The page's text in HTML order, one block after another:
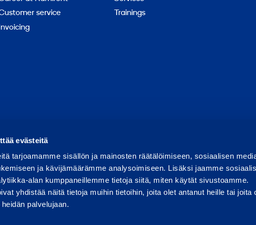
evästeitä
tarjoamamme sisällön ja mainosten räätälöimiseen, sosiaalisen
ja kävijämäärämme analysoimiseen. Lisäksi jaamme
alan kumppaneillemme tietoja siitä, miten käytät sivustoamme.
yhdistää näitä tietoja muihin tietoihin, joita olet antanut heille tai joita
palvelujaan.
service
Invoicing
Trainings
Report abuse